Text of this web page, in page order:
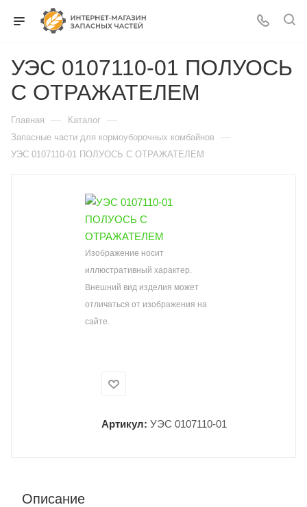
УЭС 0107110-01 ПОЛУОСЬ
С ОТРАЖАТЕЛЕМ
Главная — Каталог —
Запасные части для кормоуборочных комбайнов —
УЭС 0107110-01 ПОЛУОСЬ С ОТРАЖАТЕЛЕМ
Изображение носит
иллюстративный характер.
Внешний вид изделия может
отличаться от изображения на
сайте.
Артикул: УЭС 0107110-01
Описание